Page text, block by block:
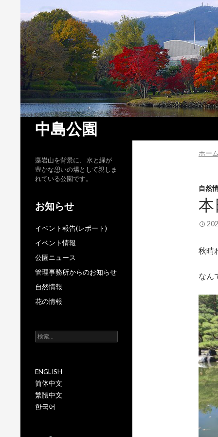
中島公園
ホー
自然
本
秋晴
なん
藻岩山を背景に、 水と緑が
豊かな憩いの場として親しま
れている公園です。
お知らせ
イベント報告(レポート)
イベント情報
公園ニュース
管理事務所からのお知らせ
自然情報
花の情報
検
索:
ENGLISH
简体中文
繁體中文
한국어